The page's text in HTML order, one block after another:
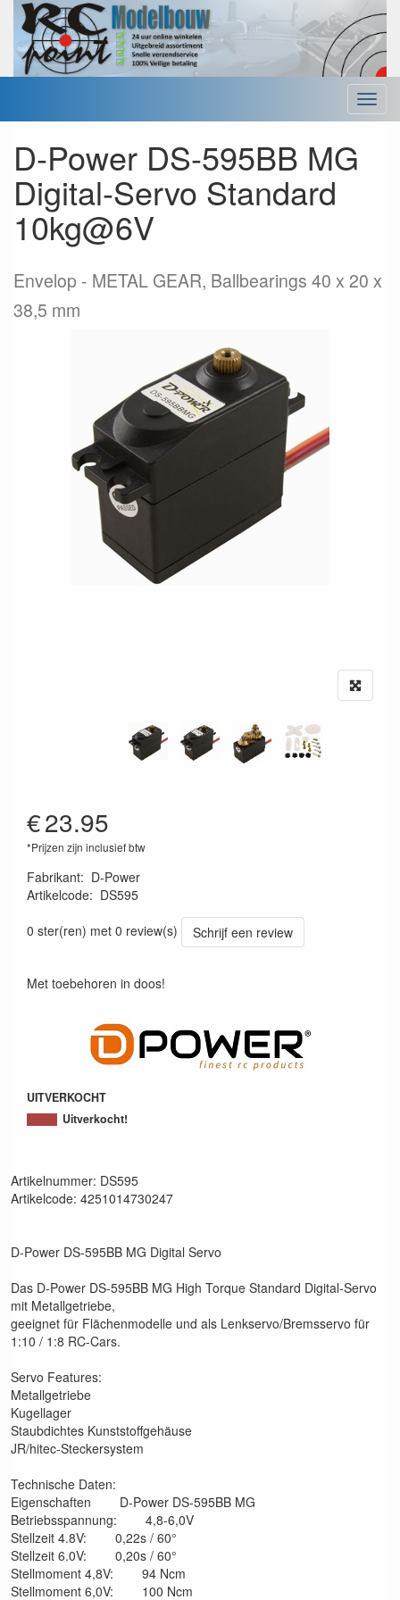
Menu
D-Power DS-595BB MG
Digital-Servo Standard
10kg@6V
Envelop
METAL GEAR, Ballbearings 40 x 20 x
38,5 mm
€23.95
*Prijzen zijn inclusief btw
Fabrikant: D-Power
Artikelcode: DS595
0 ster(ren) met 0 review(s)
Schrijf een review
Met toebehoren in doos!
UITVERKOCHT
Uitverkocht!
Artikelnummer: DS595
Artikelcode: 4251014730247
D-Power DS-595BB MG Digital Servo
Das D-Power DS-595BB MG High Torque Standard Digital-Servo
mit Metallgetriebe,
geeignet für Flächenmodelle und als Lenkservo/Bremsservo für
1:10 / 1:8 RC-Cars.
Servo Features:
Metallgetriebe
Kugellager
Staubdichtes Kunststoffgehäuse
JR/hitec-Steckersystem
Technische Daten:
Eigenschaften D-Power DS-595BB MG
Betriebsspannung: 4,8-6,0V
Stellzeit 4.8V: 0,22s / 60°
Stellzeit 6.0V: 0,20s / 60°
Stellmoment 4,8V: 94 Ncm
Stellmoment 6,0V: 100 Ncm